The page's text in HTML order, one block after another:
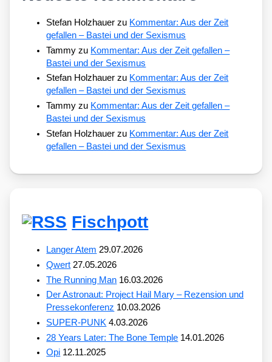
Stefan Holzhauer zu Kommentar: Aus der Zeit
gefallen – Bastei und der Sexismus
Tammy zu Kommentar: Aus der Zeit gefallen –
Bastei und der Sexismus
Stefan Holzhauer zu Kommentar: Aus der Zeit
gefallen – Bastei und der Sexismus
Tammy zu Kommentar: Aus der Zeit gefallen –
Bastei und der Sexismus
Stefan Holzhauer zu Kommentar: Aus der Zeit
gefallen – Bastei und der Sexismus
Fischpott
Langer Atem 29.07.2026
Qwert 27.05.2026
The Running Man 16.03.2026
Der Astronaut: Project Hail Mary – Rezension und
Pressekonferenz 10.03.2026
SUPER-PUNK 4.03.2026
28 Years Later: The Bone Temple 14.01.2026
Opi 12.11.2025